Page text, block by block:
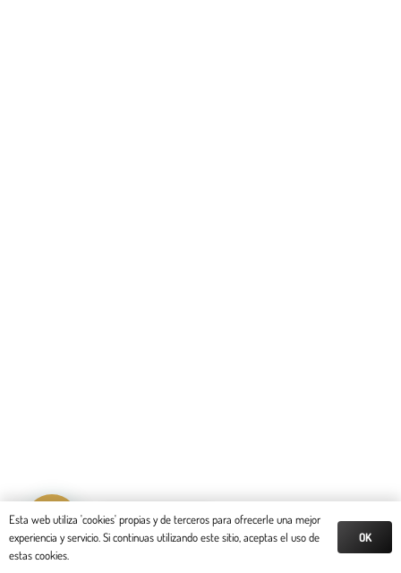
Reserva tu cita
Esta web utiliza 'cookies' propias y de terceros para ofrecerle una mejor
experiencia y servicio. Si continuas utilizando este sitio, aceptas el uso de
estas cookies.
OK